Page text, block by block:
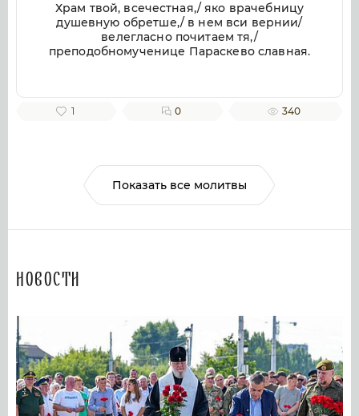
Храм твой, всечестная,/ яко врачебницу
душевную обретше,/ в нем вси вернии/
велегласно почитаем тя,/
преподобномученице Параскево славная.
1 0 340
Показать все молитвы
Новости